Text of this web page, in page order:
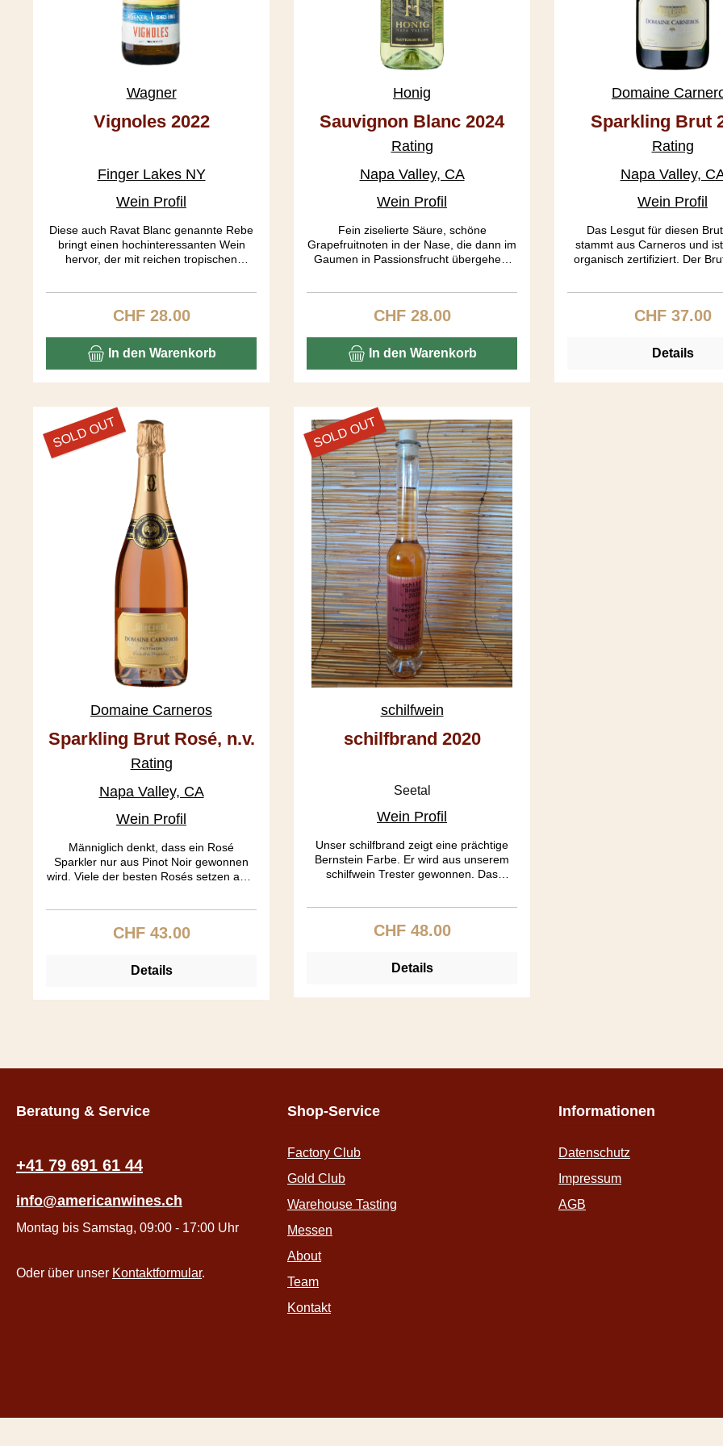
Wagner
Vignoles 2022
Finger Lakes NY
Wein Profil
Diese auch Ravat Blanc genannte Rebe
bringt einen hochinteressanten Wein
hervor, der mit reichen tropischen
die das Gepräge dieses speziellen Weins
Regulärer Preis:
CHF 28.00
In den Warenkorb
Honig
Sauvignon Blanc 2024
Rating
Napa Valley, CA
Wein Profil
Fein ziselierte Säure, schöne
Grapefruitnoten in der Nase, die dann im
Gaumen in Passionsfrucht übergehen.
süss aber eben auch nicht staubtrocken
Rebsorte oft überbetonte herbale
Element.
Regulärer Preis:
CHF 28.00
In den Warenkorb
Domaine
Sparkling Brut
Rating
Napa Valley,
Wein Profil
Das Lesgut für diesen
stammt aus Carneros und
organisch zertifiziert. Der
(Zuckergehalt) beträgt
Gaumen dominieren feine
und ein Hauch von Zitrus,
Regulärer
CHF 37.00
Details
SOLD OUT
Domaine Carneros
Sparkling Brut Rosé, n.v.
Rating
Napa Valley, CA
Wein Profil
Männiglich denkt, dass ein Rosé
Sparkler nur aus Pinot Noir gewonnen
wird. Viele der besten Rosés setzen aber
Brut die Traubenschalen für ein paar
die aromatische Ausbeute erhöht. Die
Dosage beträgt 1.1%.
Regulärer Preis:
CHF 43.00
Details
SOLD OUT
schilfwein
schilfbrand 2020
Seetal
Wein Profil
Unser schilfbrand zeigt eine prächtige
Bernstein Farbe. Er wird aus unserem
schilfwein Trester gewonnen. Das
zeigt samtene Anklänge mit einem zarten
Regulärer Preis:
CHF 48.00
Details
Beratung & Service
+41 79 691 61 44
info@americanwines.ch
Montag bis Samstag, 09:00 - 17:00 Uhr
Oder über unser Kontaktformular.
Shop-Service
Factory Club
Gold Club
Warehouse Tasting
Messen
About
Team
Kontakt
Informationen
Datenschutz
Impressum
AGB